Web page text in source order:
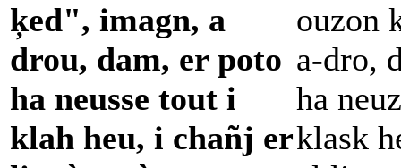
ķed", imagn, a
drou, dam, er poto
ha neusse tout i
klah heu, i chañj er
ouzon
a-dro,
ha
klask